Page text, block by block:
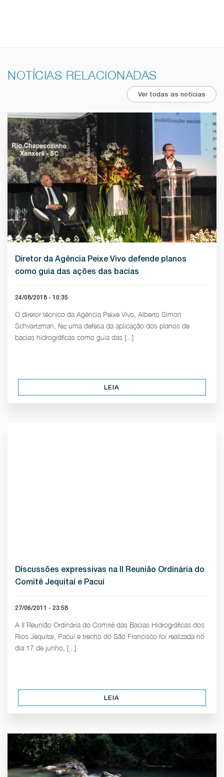
NOTÍCIAS RELACIONADAS
Ver todas as notícias
Diretor da Agência Peixe Vivo defende planos
como guia das ações das bacias
24/08/2018 - 10:35
O diretor técnico da Agência Peixe Vivo, Alberto Simon
Schvartzman, fez uma defesa da aplicação dos planos de
bacias hidrográficas como guia das [...]
LEIA
Discussões expressivas na II Reunião Ordinária do
Comitê Jequitaí e Pacuí
27/06/2011 - 23:58
A II Reunião Ordinária do Comitê das Bacias Hidrográficas dos
Rios Jequitaí, Pacuí e trecho do São Francisco foi realizada no
dia 17 de junho, [...]
LEIA